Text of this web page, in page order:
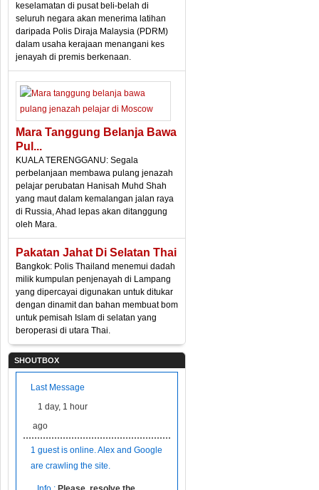
keselamatan di pusat beli-belah di
seluruh negara akan menerima latihan
daripada Polis Diraja Malaysia (PDRM)
dalam usaha kerajaan menangani kes
jenayah di premis berkenaan.
Mara Tanggung Belanja Bawa
Pul...
KUALA TERENGGANU: Segala
perbelanjaan membawa pulang jenazah
pelajar perubatan Hanisah Muhd Shah
yang maut dalam kemalangan jalan raya
di Russia, Ahad lepas akan ditanggung
oleh Mara.
Pakatan Jahat Di Selatan Thai
Bangkok: Polis Thailand menemui dadah
milik kumpulan penjenayah di Lampang
yang dipercayai digunakan untuk ditukar
dengan dinamit dan bahan membuat bom
untuk pemisah Islam di selatan yang
beroperasi di utara Thai.
SHOUTBOX
Last Message
1 day, 1 hour
ago
1 guest is online. Alex and Google
are crawling the site.